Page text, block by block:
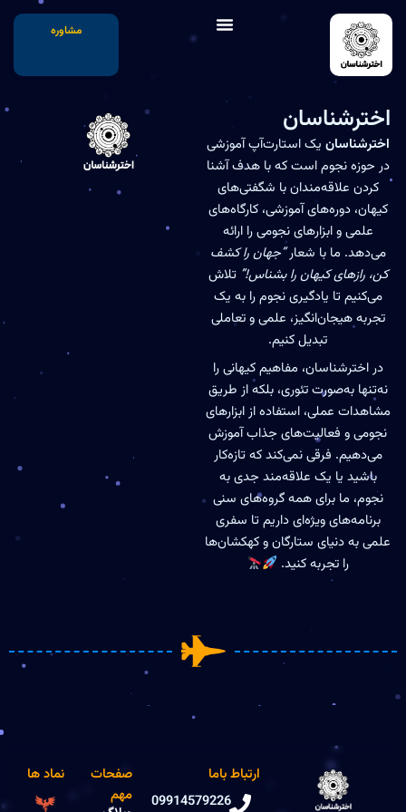
مشاوره
اخترشناسان
اخترشناسان یک استارت‌آپ آموزشی
در حوزه نجوم است که با هدف آشنا
کردن علاقه‌مندان با شگفتی‌های
کیهان، دوره‌های آموزشی، کارگاه‌های
علمی و ابزارهای نجومی را ارائه
می‌دهد. ما با شعار“جهان را کشف
کن، رازهای کیهان را بشناس!” تلاش
می‌کنیم تا یادگیری نجوم را به یک
تجربه هیجان‌انگیز، علمی و تعاملی
تبدیل کنیم.
در اخترشناسان، مفاهیم کیهانی را
نه‌تنها به‌صورت تئوری، بلکه از طریق
مشاهدات عملی، استفاده از ابزارهای
نجومی و فعالیت‌های جذاب آموزش
می‌دهیم. فرقی نمی‌کند که تازه‌کار
باشید یا یک علاقه‌مند جدی به
نجوم، ما برای همه گروه‌های سنی
برنامه‌های ویژه‌ای داریم تا سفری
علمی به دنیای ستارگان و کهکشان‌ها
را تجربه کنید.
ارتباط باما
09914579226
صفحات
مهم
نماد ها